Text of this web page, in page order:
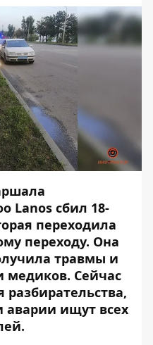
Lanos сбил 18-
переходила
переходу. Она
травмы и
Сейчас
разбирательства,
аварии ищут всех